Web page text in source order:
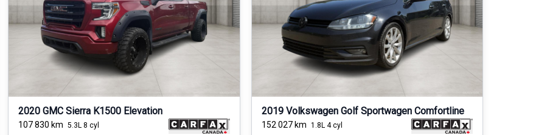
2020 GMC Sierra K1500 Elevation
107 830 km 5.3L 8 cyl
2019 Volkswagen Golf Sportwagen Comfortline
152 027km 1.8L 4 cyl